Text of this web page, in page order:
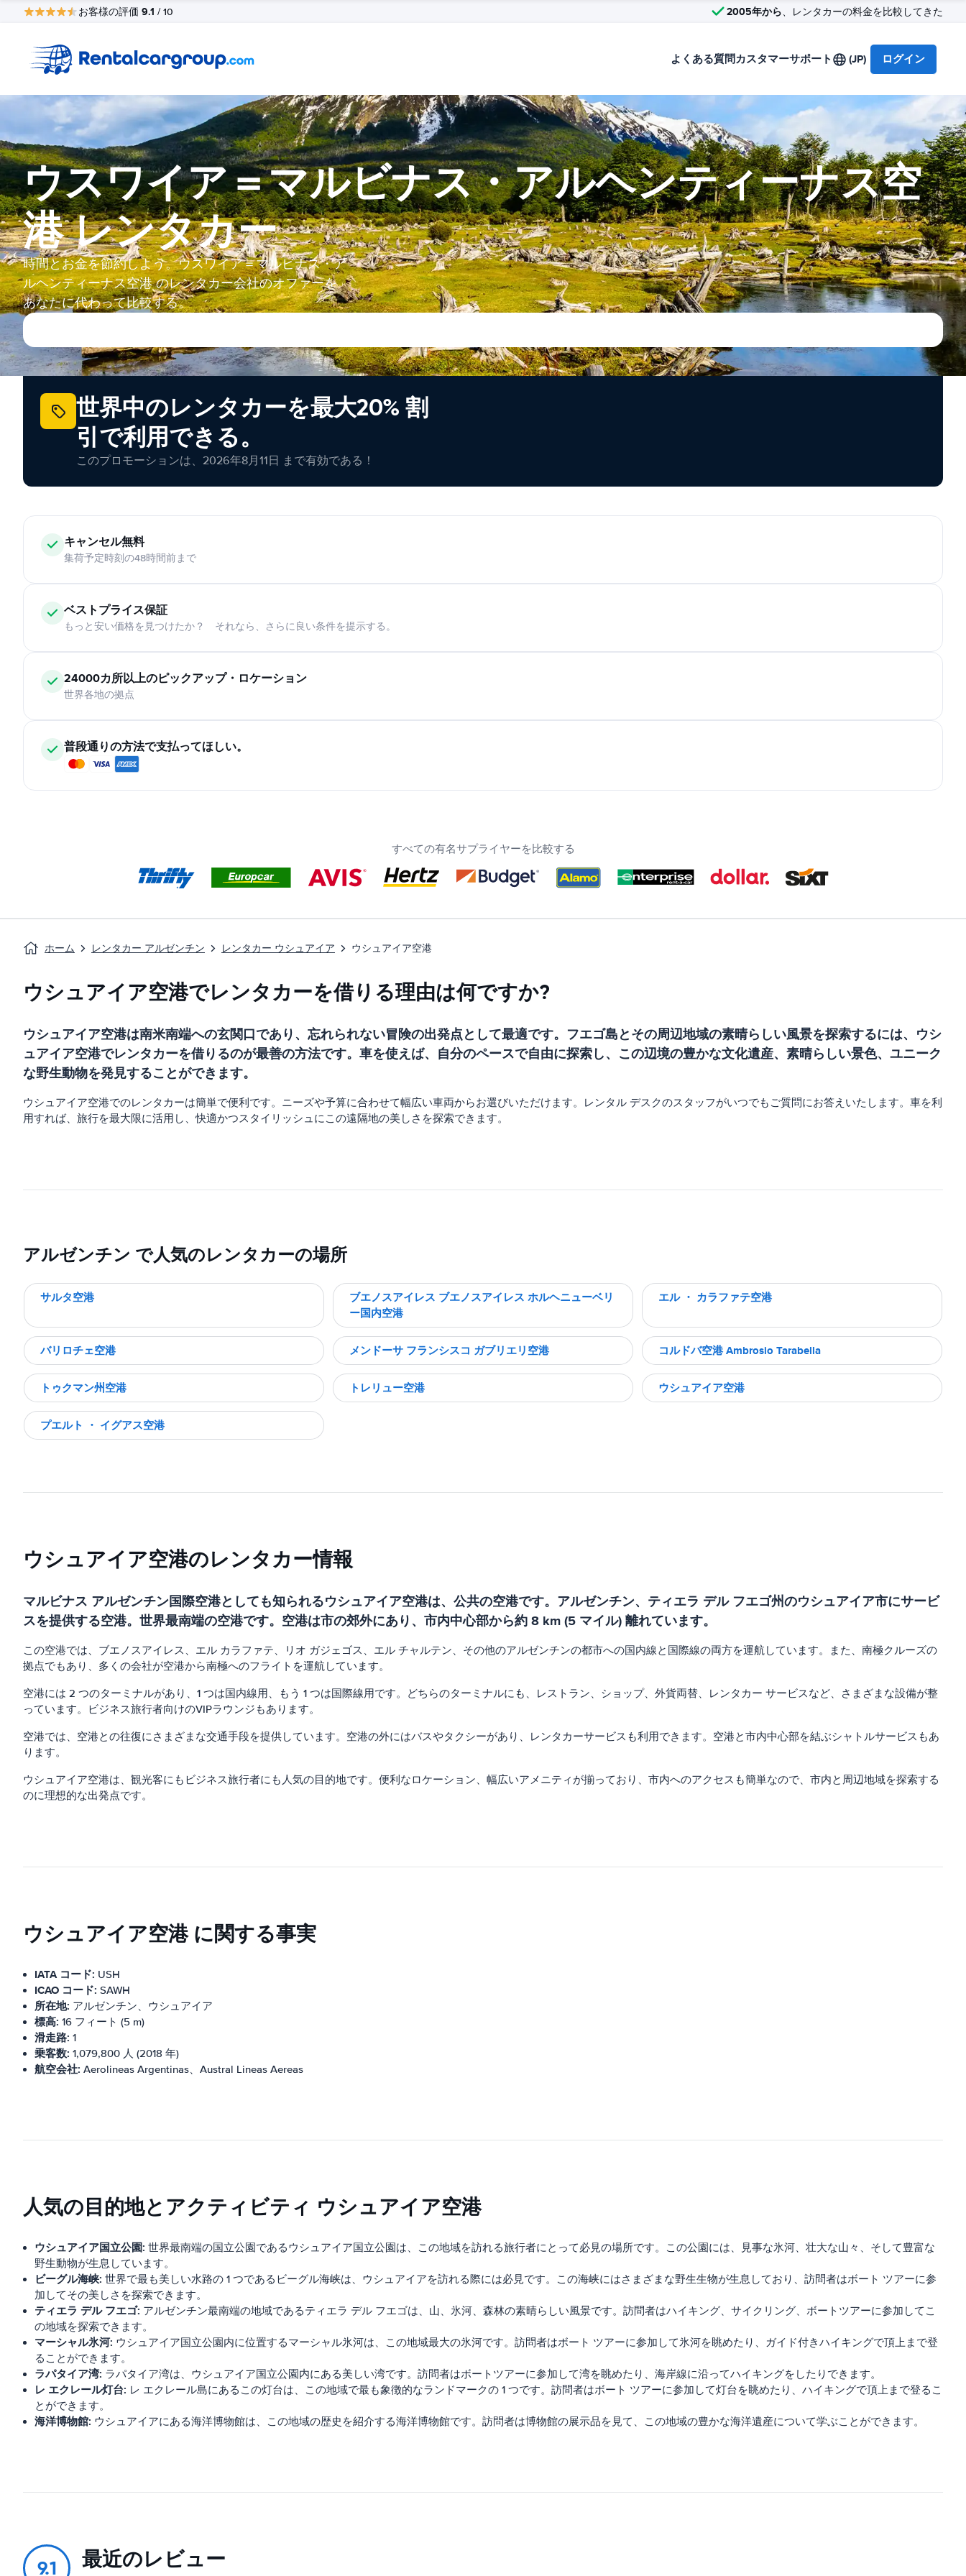
お客様の評価 9.1 / 10 2005年から、レンタカーの料金を比較してきた
よくある質問カスタマーサポート (JP) ログイン
ウスワイア＝マルビナス・アルヘンティーナス空
港 レンタカー
時間とお金を節約しよう。ウスワイア＝マルビナス・ア
ルヘンティーナス空港 のレンタカー会社のオファーを
あなたに代わって比較する。
世界中のレンタカーを最大20% 割
引で利用できる。
このプロモーションは、2026年8月11日 まで有効である！
キャンセル無料
集荷予定時刻の48時間前まで
ベストプライス保証
もっと安い価格を見つけたか？ それなら、さらに良い条件を提示する。
24000カ所以上のピックアップ・ロケーション
世界各地の拠点
普段通りの方法で支払ってほしい。
すべての有名サプライヤーを比較する
ホーム レンタカー アルゼンチン レンタカー ウシュアイア ウシュアイア空港
ウシュアイア空港でレンタカーを借りる理由は何ですか?
ウシュアイア空港は南米南端への玄関口であり、忘れられない冒険の出発点として最適です。フエゴ島とその周辺地域の素晴らしい風景を探索するには、ウシ
ュアイア空港でレンタカーを借りるのが最善の方法です。車を使えば、自分のペースで自由に探索し、この辺境の豊かな文化遺産、素晴らしい景色、ユニーク
な野生動物を発見することができます。
ウシュアイア空港でのレンタカーは簡単で便利です。ニーズや予算に合わせて幅広い車両からお選びいただけます。レンタル デスクのスタッフがいつでもご質問にお答えいたします。車を利
用すれば、旅行を最大限に活用し、快適かつスタイリッシュにこの遠隔地の美しさを探索できます。
アルゼンチン で人気のレンタカーの場所
サルタ空港
ブエノスアイレス ブエノスアイレス ホルヘニューベリ
ー国内空港
エル ・ カラファテ空港
バリロチェ空港 メンドーサ フランシスコ ガブリエリ空港 コルドバ空港 Ambrosio Tarabella
トゥクマン州空港 トレリュー空港 ウシュアイア空港
プエルト ・ イグアス空港
ウシュアイア空港のレンタカー情報
マルビナス アルゼンチン国際空港としても知られるウシュアイア空港は、公共の空港です。アルゼンチン、ティエラ デル フエゴ州のウシュアイア市にサービ
スを提供する空港。世界最南端の空港です。空港は市の郊外にあり、市内中心部から約 8 km (5 マイル) 離れています。
この空港では、ブエノスアイレス、エル カラファテ、リオ ガジェゴス、エル チャルテン、その他のアルゼンチンの都市への国内線と国際線の両方を運航しています。また、南極クルーズの
拠点でもあり、多くの会社が空港から南極へのフライトを運航しています。
空港には 2 つのターミナルがあり、1 つは国内線用、もう 1 つは国際線用です。どちらのターミナルにも、レストラン、ショップ、外貨両替、レンタカー サービスなど、さまざまな設備が整
っています。ビジネス旅行者向けのVIPラウンジもあります。
空港では、空港との往復にさまざまな交通手段を提供しています。空港の外にはバスやタクシーがあり、レンタカーサービスも利用できます。空港と市内中心部を結ぶシャトルサービスもあ
ります。
ウシュアイア空港は、観光客にもビジネス旅行者にも人気の目的地です。便利なロケーション、幅広いアメニティが揃っており、市内へのアクセスも簡単なので、市内と周辺地域を探索する
のに理想的な出発点です。
ウシュアイア空港 に関する事実
IATA コード: USH
ICAO コード: SAWH
所在地: アルゼンチン、ウシュアイア
標高: 16 フィート (5 m)
滑走路: 1
乗客数: 1,079,800 人 (2018 年)
航空会社: Aerolineas Argentinas、Austral Lineas Aereas
人気の目的地とアクティビティ ウシュアイア空港
ウシュアイア国立公園: 世界最南端の国立公園であるウシュアイア国立公園は、この地域を訪れる旅行者にとって必見の場所です。この公園には、見事な氷河、壮大な山々、そして豊富な
野生動物が生息しています。
ビーグル海峡: 世界で最も美しい水路の 1 つであるビーグル海峡は、ウシュアイアを訪れる際には必見です。この海峡にはさまざまな野生生物が生息しており、訪問者はボート ツアーに参
加してその美しさを探索できます。
ティエラ デル フエゴ: アルゼンチン最南端の地域であるティエラ デル フエゴは、山、氷河、森林の素晴らしい風景です。訪問者はハイキング、サイクリング、ボートツアーに参加してこ
の地域を探索できます。
マーシャル氷河: ウシュアイア国立公園内に位置するマーシャル氷河は、この地域最大の氷河です。訪問者はボート ツアーに参加して氷河を眺めたり、ガイド付きハイキングで頂上まで登
ることができます。
ラパタイア湾: ラパタイア湾は、ウシュアイア国立公園内にある美しい湾です。訪問者はボートツアーに参加して湾を眺めたり、海岸線に沿ってハイキングをしたりできます。
レ エクレール灯台: レ エクレール島にあるこの灯台は、この地域で最も象徴的なランドマークの 1 つです。訪問者はボート ツアーに参加して灯台を眺めたり、ハイキングで頂上まで登るこ
とができます。
海洋博物館: ウシュアイアにある海洋博物館は、この地域の歴史を紹介する海洋博物館です。訪問者は博物館の展示品を見て、この地域の豊かな海洋遺産について学ぶことができます。
9.1 最近のレビュー